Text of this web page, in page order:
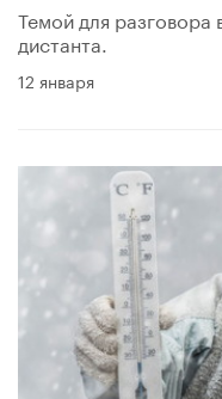
Темой для разговора
дистанта.
12 января